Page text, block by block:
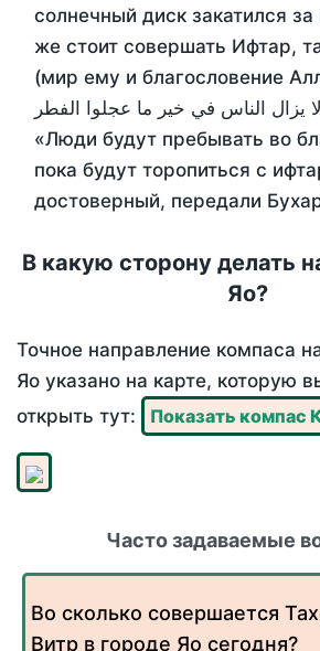
солнечный диск закатился за
же стоит совершать Ифтар,
(мир ему и благословение
لا يزال الناس في خير ما عجلوا الفطر
«Люди будут пребывать во
пока будут торопиться с
достоверный, передали
В какую сторону делать
Яо?
Точное направление компаса
Яо указано на карте, которую
открыть тут:
Показать компас
Часто задаваемые
Во сколько совершается
Витр в городе Яо сегодня?